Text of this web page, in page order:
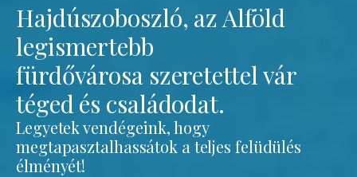
Hajdúszoboszló, az Alföld
legismertebb
fürdővárosa szeretettel vár
téged és családodat.
Legyetek vendégeink, hogy
megtapasztalhassátok a teljes felüdülés
élményét!